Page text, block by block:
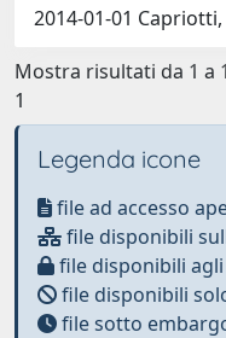
2014-01-01
Mostra risultati da 1 a
1
Legenda icone
file ad accesso
file disponibili
file disponibili
file disponibili
file sotto